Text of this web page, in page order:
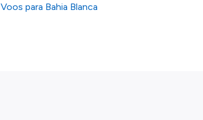
Voos para Bahia Blanca